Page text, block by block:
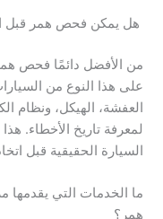
هل يمكن فحص همر قبل
من الأفضل دائمًا فحص
على هذا النوع من
العفشة، الهيكل، ونظام
لمعرفة تاريخ الأخطاء.
السيارة الحقيقية قبل
ما الخدمات التي يقدمها
همر؟